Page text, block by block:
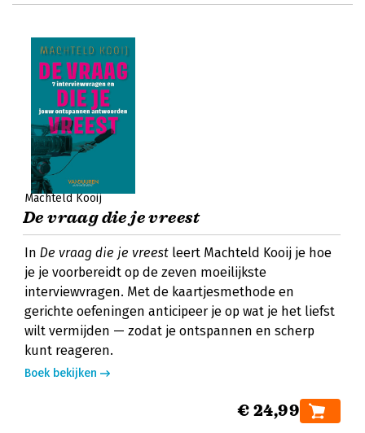
Machteld Kooij
De vraag die je vreest
In De vraag die je vreest leert Machteld Kooij je hoe
je je voorbereidt op de zeven moeilijkste
interviewvragen. Met de kaartjesmethode en
gerichte oefeningen anticipeer je op wat je het liefst
wilt vermijden — zodat je ontspannen en scherp
kunt reageren.
Boek bekijken
€ 24,99